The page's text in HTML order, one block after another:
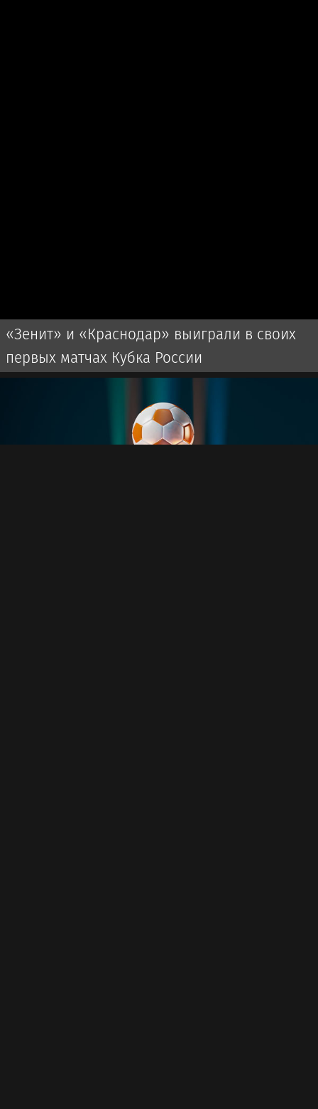
«Зенит» и «Краснодар» выиграли в своих
первых матчах Кубка России